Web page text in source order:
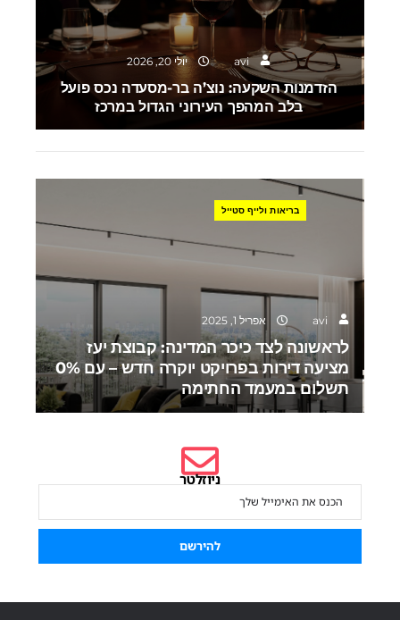
avi יולי 20, 2026
הזדמנות השקעה: נוצ’ה בר-מסעדה נכס פועל
בלב המהפך העירוני הגדול במרכז
בריאות ולייף סטייל
avi אפריל 1, 2025
לראשונה לצד כיכר המדינה: קבוצת יעז
מציעה דירות בפרויקט יוקרה חדש – עם 0%
תשלום במעמד החתימה
ניוזלטר
הירשם לניוזלטר שלנו כדי להישאר מעודכן.
להירשם